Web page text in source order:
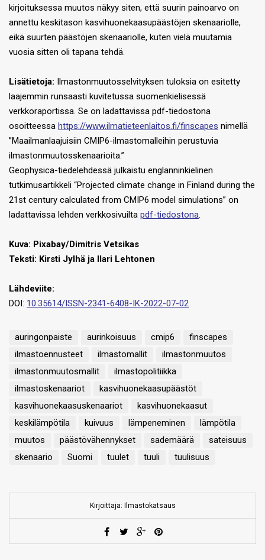
kirjoituksessa muutos näkyy siten, että suurin painoarvo on
annettu keskitason kasvihuonekaasupäästöjen skenaariolle,
eikä suurten päästöjen skenaariolle, kuten vielä muutamia
vuosia sitten oli tapana tehdä.
Lisätietoja: Ilmastonmuutosselvityksen tuloksia on esitetty
laajemmin runsaasti kuvitetussa suomenkielisessä
verkkoraportissa. Se on ladattavissa pdf-tiedostona
osoitteessa https://www.ilmatieteenlaitos.fi/finscapes nimellä
”Maailmanlaajuisiin CMIP6-ilmastomalleihin perustuvia
ilmastonmuutosskenaarioita.”
Geophysica-tiedelehdessä julkaistu englanninkielinen
tutkimusartikkeli “Projected climate change in Finland during the
21st century calculated from CMIP6 model simulations” on
ladattavissa lehden verkkosivuilta pdf-tiedostona.
Kuva: Pixabay/Dimitris Vetsikas
Teksti: Kirsti Jylhä ja Ilari Lehtonen
Lähdeviite:
DOI: 10.35614/ISSN-2341-6408-IK-2022-07-02
auringonpaiste aurinkoisuus cmip6
finscapes
ilmastoennusteet
ilmastomallit
ilmastonmuutos
ilmastonmuutosmallit
ilmastopolitiikka
ilmastoskenaariot
kasvihuonekaasupäästöt
kasvihuonekaasuskenaariot
kasvihuonekaasut
keskilämpötila
kuivuus lämpeneminen
lämpötila
muutos
päästövähennykset sademäärä
sateisuus
skenaario
Suomi tuulet tuuli tuulisuus
Kirjoittaja: Ilmastokatsaus